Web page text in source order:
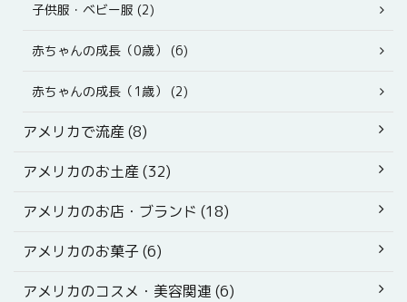
子供服・ベビー服 (2)
赤ちゃんの成長（0歳） (6)
赤ちゃんの成長（1歳） (2)
アメリカで流産 (8)
アメリカのお土産 (32)
アメリカのお店・ブランド (18)
アメリカのお菓子 (6)
アメリカのコスメ・美容関連 (6)